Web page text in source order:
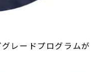
レードプログラムが